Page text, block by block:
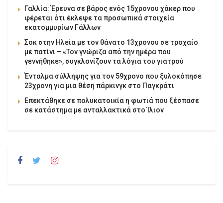
Γαλλία: Έρευνα σε βάρος ενός 15χρονου χάκερ που
φέρεται ότι έκλεψε τα προσωπικά στοιχεία
εκατομμυρίων Γάλλων
Σοκ στην Ηλεία με τον θάνατο 13χρονου σε τροχαίο
με πατίνι – «Τον γνώριζα από την ημέρα που
γεννήθηκε», συγκλονίζουν τα λόγια του γιατρού
Ένταλμα σύλληψης για τον 59χρονο που ξυλοκόπησε
23χρονη για μια θέση πάρκινγκ στο Παγκράτι
Επεκτάθηκε σε πολυκατοικία η φωτιά που ξέσπασε
σε κατάστημα με ανταλλακτικά στο Ίλιον